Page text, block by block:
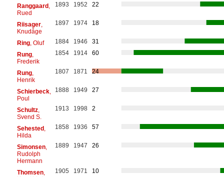
Ranggaard,
Rued
1893 1952 22
Riisager,
Knudåge
1897 1974 18
Ring, Oluf 1884 1946
31
Rung,
Frederik
1854 1914 60
Rung,
Henrik
1807 1871 24
Schierbeck,
Poul
1888 1949 27
Schultz,
Svend S.
1913 1998 2
Sehested,
Hilda
1858 1936 57
Simonsen,
Rudolph
Hermann
1889 1947 26
Thomsen,
1905 1971 10